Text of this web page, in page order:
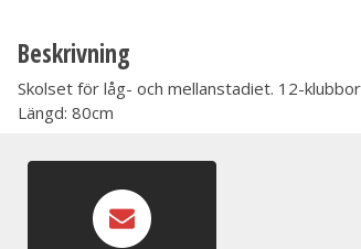
Beskrivning
Skolset för låg- och mellanstadiet. 12-
Längd: 80cm